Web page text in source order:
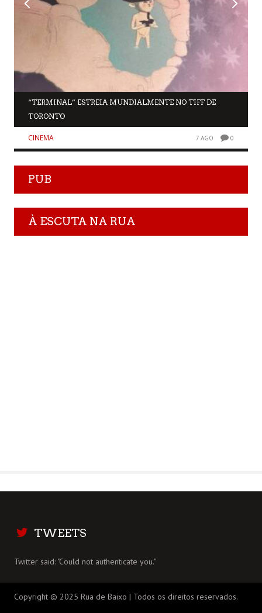
“TERMINAL” ESTREIA MUNDIALMENTE NO TIFF DE
TORONTO
CINEMA 7 AGO 0
PUB
À ESCUTA NA RUA
TWEETS
Twitter said: "Could not authenticate you."
Copyright © 2025 Rua de Baixo | Todos os direitos reservados.